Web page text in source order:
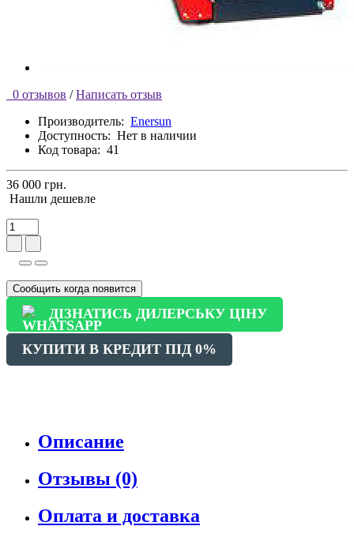
0 отзывов / Написать отзыв
Производитель: Enersun
Доступность: Нет в наличии
Код товара: 41
36 000 грн.
Нашли дешевле
Сообщить когда появится
ДІЗНАТИСЬ ДИЛЕРСЬКУ ЦІНУ
КУПИТИ В КРЕДИТ ПІД 0%
Описание
Отзывы (0)
Оплата и доставка